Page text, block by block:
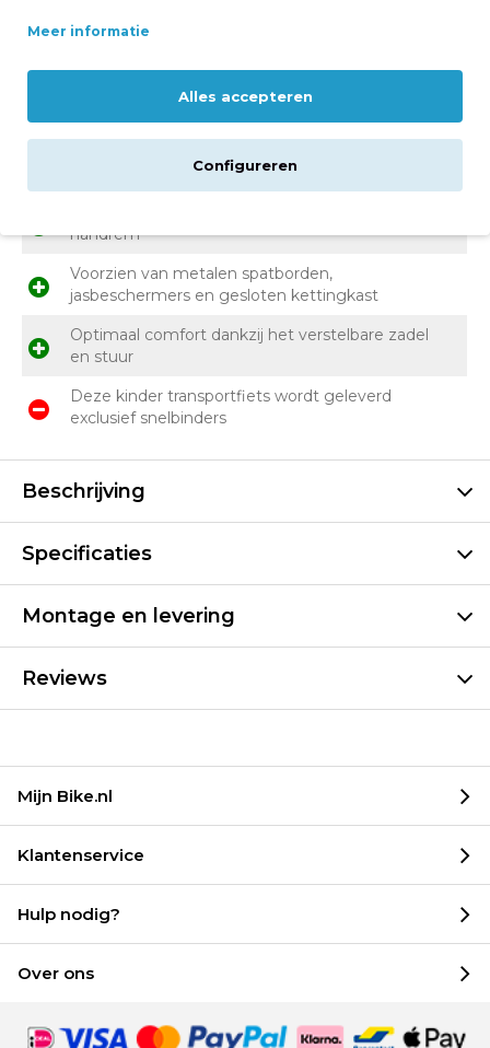
Trendy transportfiets met Shimano Nexus 3
Hoge kwaliteit aluminium voordrager voor
dochter altijd zichtbaar is
handrem
Voorzien van metalen spatborden,
jasbeschermers en gesloten kettingkast
Optimaal comfort dankzij het verstelbare zadel
en stuur
Deze kinder transportfiets wordt geleverd
exclusief snelbinders
Beschrijving
Specificaties
Montage en levering
Reviews
Mijn Bike.nl
Klantenservice
Hulp nodig?
Over ons
Meer informatie
Alles accepteren
Configureren